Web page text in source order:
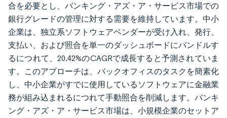
合を必要とし、バンキング・アズ・ア・サービス市場での
銀行グレードの管理に対する需要を維持しています。中小
企業は、独立系ソフトウェアベンダーが受け入れ、発行、
支払い、および照合を単一のダッシュボードにバンドルす
るにつれて、20.42%のCAGRで成長すると予測されていま
す。このアプローチは、バックオフィスのタスクを簡素化
し、中小企業がすでに使用しているソフトウェアに金融業
務が組み込まれるにつれて手動照合を削減します。バンキ
ング・アズ・ア・サービス市場は、小規模企業のセットア